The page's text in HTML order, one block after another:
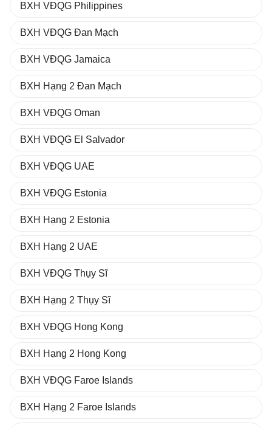
BXH VĐQG Philippines
BXH VĐQG Đan Mạch
BXH VĐQG Jamaica
BXH Hạng 2 Đan Mạch
BXH VĐQG Oman
BXH VĐQG El Salvador
BXH VĐQG UAE
BXH VĐQG Estonia
BXH Hạng 2 Estonia
BXH Hạng 2 UAE
BXH VĐQG Thụy Sĩ
BXH Hạng 2 Thụy Sĩ
BXH VĐQG Hong Kong
BXH Hạng 2 Hong Kong
BXH VĐQG Faroe Islands
BXH Hạng 2 Faroe Islands